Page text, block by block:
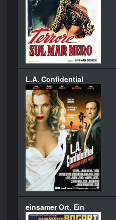
L.A. Confidential
einsamer Ort, Ein